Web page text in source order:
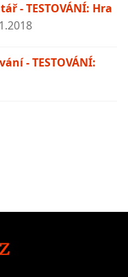
- TESTOVÁNÍ: Hra
- TESTOVÁNÍ: